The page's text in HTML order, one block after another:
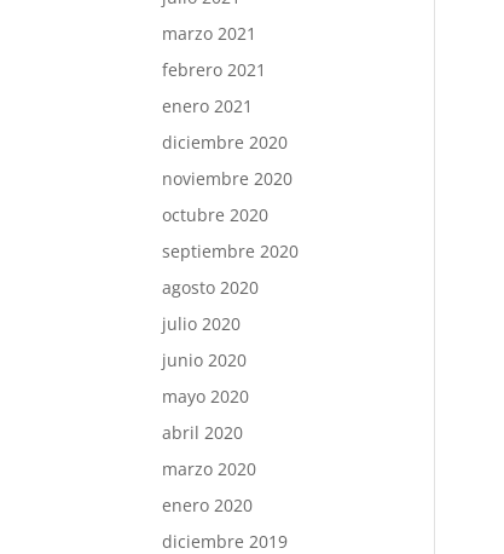
marzo 2021
febrero 2021
enero 2021
diciembre 2020
noviembre 2020
octubre 2020
septiembre 2020
agosto 2020
julio 2020
junio 2020
mayo 2020
abril 2020
marzo 2020
enero 2020
diciembre 2019